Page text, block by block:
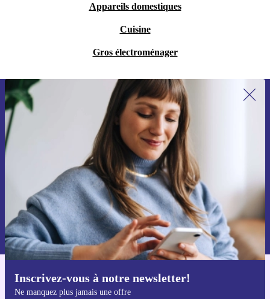
Appareils domestiques
Cuisine
Gros électroménager
Inscrivez-vous à notre newsletter!
Ne manquez plus jamais une offre
Recevoir offres et infos de refurbed
par mail
Ne manquez plus aucune offre.
S'inscrire
Retrouvez les informations sur l'utilisation des données personnelles
dans notre
politique de confidentialité.
Téléchargez l'application refurbed
Pour iOS et Android